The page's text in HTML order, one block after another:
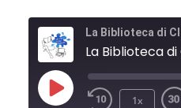
La Biblioteca di
La Biblioteca
Play
1x